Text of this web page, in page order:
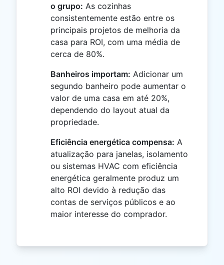
o grupo: As cozinhas
consistentemente estão entre os
principais projetos de melhoria da
casa para ROI, com uma média de
cerca de 80%.
Banheiros importam: Adicionar um
segundo banheiro pode aumentar o
valor de uma casa em até 20%,
dependendo do layout atual da
propriedade.
Eficiência energética compensa: A
atualização para janelas, isolamento
ou sistemas HVAC com eficiência
energética geralmente produz um
alto ROI devido à redução das
contas de serviços públicos e ao
maior interesse do comprador.